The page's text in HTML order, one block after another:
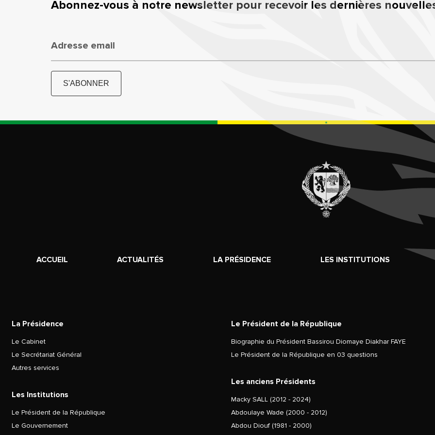
Abonnez-vous à notre newsletter pour recevoir les dernières
Adresse email
S'ABONNER
ACCUEIL ACTUALITÉS LA PRÉSIDENCE LES INSTITUTIONS
La Présidence
Le Cabinet
Le Secrétariat Général
Autres services
Les Institutions
Le Président de la République
Le Gouvernement
Le Président de la République
Biographie du Président Bassirou Diomaye Diakhar FAYE
Le Président de la République en 03 questions
Les anciens Présidents
Macky SALL (2012 - 2024)
Abdoulaye Wade (2000 - 2012)
Abdou Diouf (1981 - 2000)